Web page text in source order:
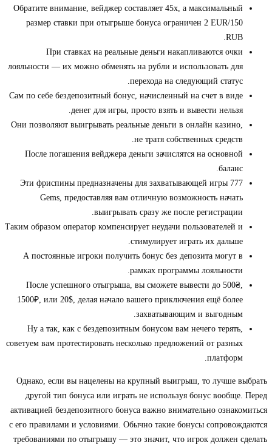
Обратите внимание, вейджер составляет 45x, а максимальный
размер ставки при отыгрыше бонуса ограничен 2 EUR/150
RUB.
При ставках на реальные деньги накапливаются очки
лояльности — их можно обменять на рубли и использовать для
перехода на следующий статус.
Сам по себе бездепозитный бонус, начисленный на счет в виде
денег для игры, просто взять и вывести нельзя.
Они позволяют выигрывать реальные деньги в онлайн казино,
не тратя собственных средств.
После погашения вейджера деньги зачислятся на основной
баланс.
Эти фриспины предназначены для захватывающей игры 777
Gems, предоставляя вам отличную возможность начать
выигрывать сразу же после регистрации.
Таким образом оператор компенсирует неудачи пользователей и
стимулирует играть их дальше.
А постоянные игроки получить бонус без депозита могут в
рамках программы лояльности.
После успешного отыгрыша, вы сможете вывести до 500₴,
1500₽, или 20$, делая начало вашего приключения ещё более
захватывающим и выгодным.
Ну а так, как с бездепозитным бонусом вам нечего терять,
советуем вам протестировать несколько предложений от разных
платформ.
Однако, если вы нацелены на крупный выигрыш, то лучше выбрать
другой тип бонуса или играть не используя бонус вообще. Перед
активацией бездепозитного бонуса важно внимательно ознакомиться
с его правилами и условиями. Обычно такие бонусы сопровождаются
требованиями по отыгрышу — это значит, что игрок должен сделать